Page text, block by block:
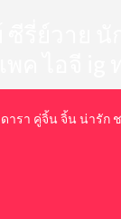
ารา คู่จิ้น จิ้น น่ารัก